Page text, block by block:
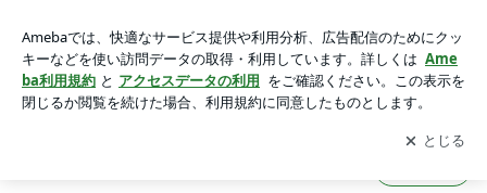
建築士事務所のブログ
アプリをダウンロードして ブログの更新通知
を受け取りまし
ょう。
開く